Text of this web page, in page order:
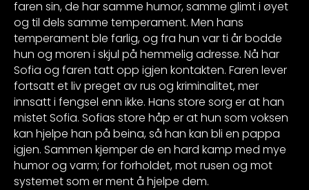
faren sin, de har samme humor, samme glimt i øyet
og til dels samme temperament. Men hans
temperament ble farlig, og fra hun var ti år bodde
hun og moren i skjul på hemmelig adresse. Nå har
Sofia og faren tatt opp igjen kontakten. Faren lever
fortsatt et liv preget av rus og kriminalitet, mer
innsatt i fengsel enn ikke. Hans store sorg er at han
mistet Sofia. Sofias store håp er at hun som voksen
kan hjelpe han på beina, så han kan bli en pappa
igjen. Sammen kjemper de en hard kamp med mye
humor og varm; for forholdet, mot rusen og mot
systemet som er ment å hjelpe dem.